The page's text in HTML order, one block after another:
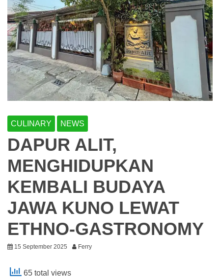
CULINARY NEWS
DAPUR ALIT,
MENGHIDUPKAN
KEMBALI BUDAYA
JAWA KUNO LEWAT
ETHNO-GASTRONOMY
15 September 2025 Ferry
65 total views